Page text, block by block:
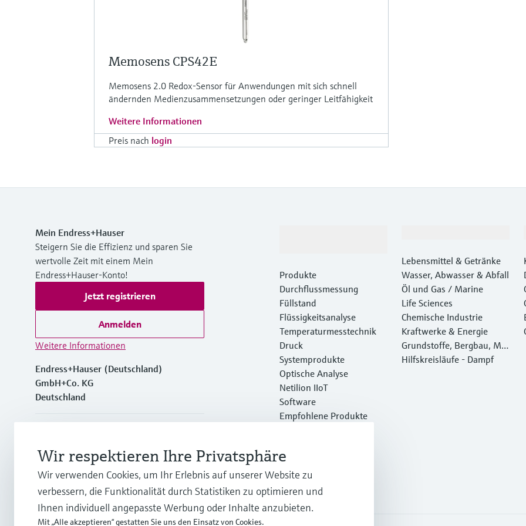
Memosens CPS42E
Memosens 2.0 Redox-Sensor für Anwendungen mit sich schnell
ändernden Medienzusammensetzungen oder geringer Leitfähigkeit
Weitere Informationen
Preis nach login
Mein Endress+Hauser
Steigern Sie die Effizienz und sparen Sie
wertvolle Zeit mit einem Mein
Endress+Hauser-Konto!
Jetzt registrieren
Anmelden
Weitere Informationen
Endress+Hauser (Deutschland)
GmbH+Co. KG
Deutschland
+49 (0)7621 97501
info.de@endress.com
Produkte
Durchflussmessung
Füllstand
Flüssigkeitsanalyse
Temperaturmesstechnik
Druck
Systemprodukte
Optische Analyse
Netilion IIoT
Software
Empfohlene Produkte
Lebensmittel & Getränke
Wasser, Abwasser & Abfall
Öl und Gas / Marine
Life Sciences
Chemische Industrie
Kraftwerke & Energie
Grundstoffe, Bergbau, Met
alle
Hilfskreisläufe - Dampf
Wir respektieren Ihre Privatsphäre
Wir verwenden Cookies, um Ihr Erlebnis auf unserer Website zu
verbessern, die Funktionalität durch Statistiken zu optimieren und
Ihnen individuell angepasste Werbung oder Inhalte anzubieten.
Mit „Alle akzeptieren“ gestatten Sie uns den Einsatz von Cookies.